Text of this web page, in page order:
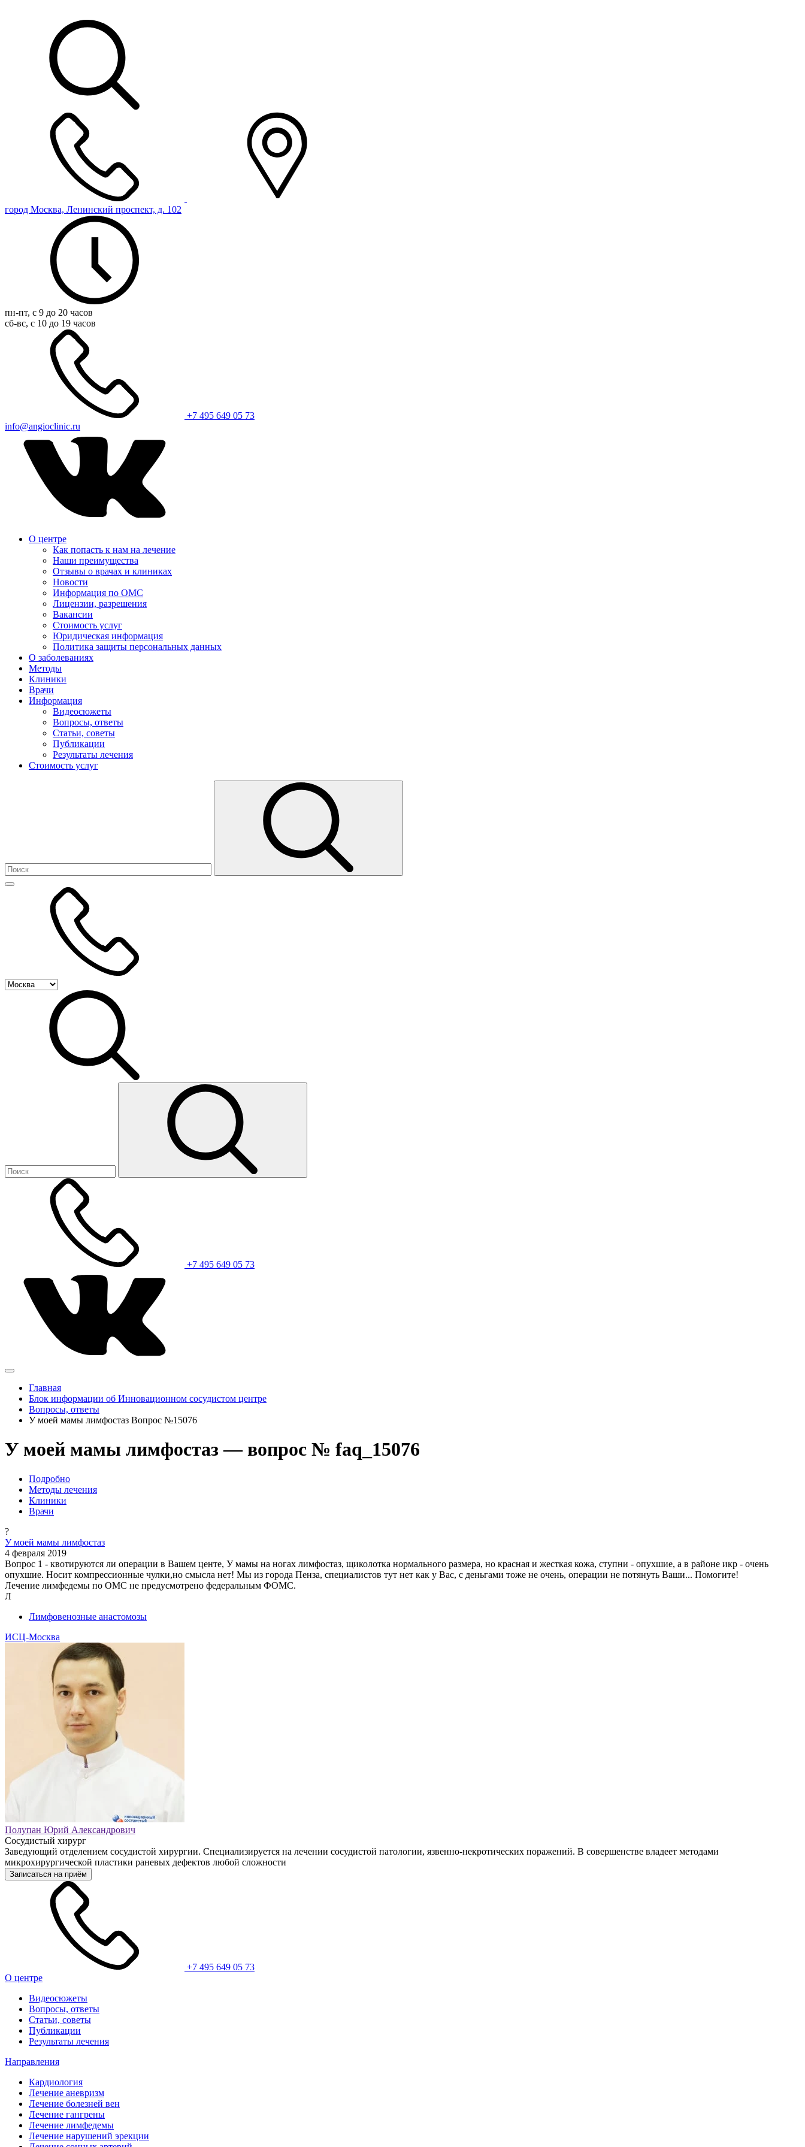
город Москва, Ленинский проспект, д. 102
пн-пт, с 9 до 20 часов
сб-вс, с 10 до 19 часов
+7 495 649 05 73
info@angioclinic.ru
О центре
Как попасть к нам на лечение
Наши преимущества
Отзывы о врачах и клиниках
Новости
Информация по ОМС
Лицензии, разрешения
Вакансии
Стоимость услуг
Юридическая информация
Политика защиты персональных данных
О заболеваниях
Методы
Клиники
Врачи
Информация
Видеосюжеты
Вопросы, ответы
Статьи, советы
Публикации
Результаты лечения
Стоимость услуг
+7 495 649 05 73
Главная
Блок информации об Инновационном сосудистом центре
Вопросы, ответы
У моей мамы лимфостаз Вопрос №15076
У моей мамы лимфостаз — вопрос № faq_15076
Подробно
Методы лечения
Клиники
Врачи
?
У моей мамы лимфостаз
4 февраля 2019
Вопрос 1 - квотируются ли операции в Вашем центе, У мамы на ногах лимфостаз, щиколотка нормального размера, но красная и жесткая кожа, ступни - опухшие, а в районе икр - очень
опухшие. Носит компрессионные чулки,но смысла нет! Мы из города Пенза, специалистов тут нет как у Вас, с деньгами тоже не очень, операции не потянуть Ваши... Помогите!
Лечение лимфедемы по ОМС не предусмотрено федеральным ФОМС.
Л
Лимфовенозные анастомозы
ИСЦ-Москва
Полупан Юрий Александрович
Сосудистый хирург
Заведующий отделением сосудистой хирургии. Специализируется на лечении сосудистой патологии, язвенно-некротических поражений. В совершенстве владеет методами
микрохирургической пластики раневых дефектов любой сложности
Записаться на приём
+7 495 649 05 73
О центре
Видеосюжеты
Вопросы, ответы
Статьи, советы
Публикации
Результаты лечения
Направления
Кардиология
Лечение аневризм
Лечение болезней вен
Лечение гангрены
Лечение лимфедемы
Лечение нарушений эрекции